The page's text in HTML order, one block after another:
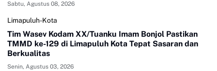
Sabtu, Agustus 08, 2026
Limapuluh-Kota
Tim Wasev Kodam XX/Tuanku Imam Bonjol Pastikan
TMMD ke-129 di Limapuluh Kota Tepat Sasaran dan
Berkualitas
Senin, Agustus 03, 2026